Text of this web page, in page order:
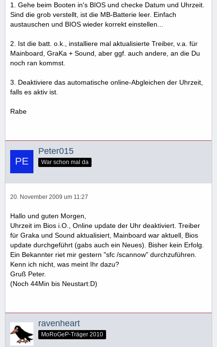
1. Gehe beim Booten in's BIOS und checke Datum und Uhrzeit.
Sind die grob verstellt, ist die MB-Batterie leer. Einfach
austauschen und BIOS wieder korrekt einstellen...
2. Ist die batt. o.k., installiere mal aktualisierte Treiber, v.a. für
Mainboard, GraKa + Sound, aber ggf. auch andere, an die Du
noch ran kommst.
3. Deaktiviere das automatische online-Abgleichen der Uhrzeit,
falls es aktiv ist.
Rabe
Peter015
War schon mal da
20. November 2009 um 11:27
Hallo und guten Morgen,
Uhrzeit im Bios i.O., Online update der Uhr deaktiviert. Treiber
für Graka und Sound aktualisiert, Mainboard war aktuell, Bios
update durchgeführt (gabs auch ein Neues). Bisher kein Erfolg.
Ein Bekannter riet mir gestern "sfc /scannow" durchzuführen.
Kenn ich nicht, was meint Ihr dazu?
Gruß Peter.
(Noch 44Min bis Neustart:D)
ravenheart
MoRoGeP-Träger 2010